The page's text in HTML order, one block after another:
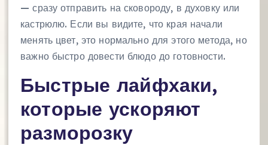
— сразу отправить на сковороду, в духовку или
кастрюлю. Если вы видите, что края начали
менять цвет, это нормально для этого метода, но
важно быстро довести блюдо до готовности.
Быстрые лайфхаки,
которые ускоряют
разморозку